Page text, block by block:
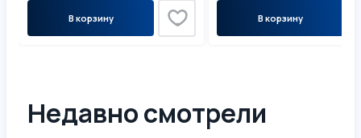
В корзину В корзину
Недавно смотрели